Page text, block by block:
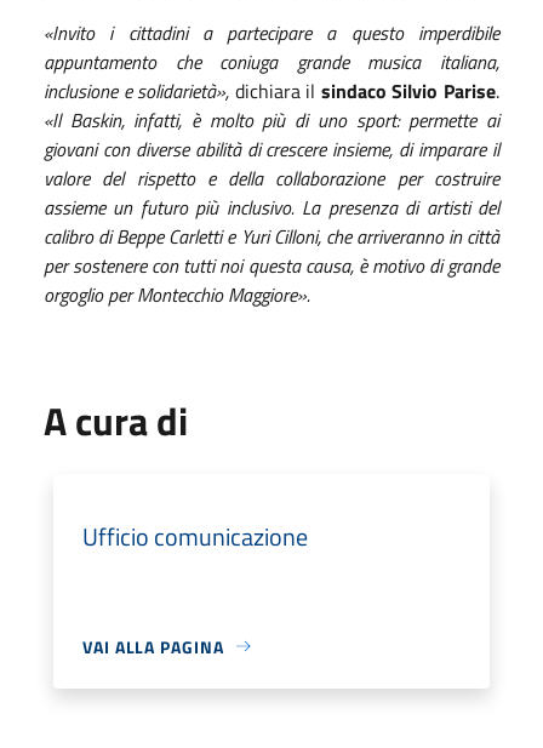
«Invito i cittadini a partecipare a questo imperdibile
appuntamento che coniuga grande musica italiana,
inclusione e solidarietà», dichiara il sindaco Silvio Parise.
«Il Baskin, infatti, è molto più di uno sport: permette ai
giovani con diverse abilità di crescere insieme, di imparare il
valore del rispetto e della collaborazione per costruire
assieme un futuro più inclusivo. La presenza di artisti del
calibro di Beppe Carletti e Yuri Cilloni, che arriveranno in città
per sostenere con tutti noi questa causa, è motivo di grande
orgoglio per Montecchio Maggiore».
A cura di
Ufficio comunicazione
VAI ALLA PAGINA